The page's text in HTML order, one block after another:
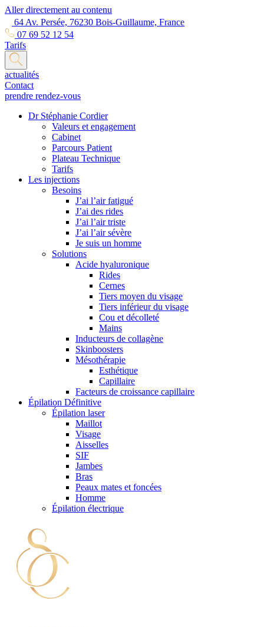
Aller directement au contenu
64 Av. Persée, 76230 Bois-Guillaume, France
07 69 52 12 54
Tarifs
actualités
Contact
prendre rendez-vous
Dr Stéphanie Cordier
Valeurs et engagement
Cabinet
Parcours Patient
Plateau Technique
Tarifs
Les injections
Besoins
J’ai l’air fatigué
J’ai des rides
J’ai l’air triste
J’ai l’air sévère
Je suis un homme
Solutions
Acide hyaluronique
Rides
Cernes
Tiers moyen du visage
Tiers inférieur du visage
Cou et décolleté
Mains
Inducteurs de collagène
Skinboosters
Mésothérapie
Esthétique
Capillaire
Facteurs de croissance capillaire
Épilation Définitive
Épilation laser
Maillot
Visage
Aisselles
SIF
Jambes
Bras
Peaux mates et foncées
Homme
Épilation électrique